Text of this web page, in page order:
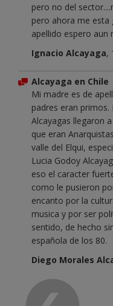
pero no del
pero ahora me esta
apellido espero aun
Ignacio Alcayaga,
Alcayaga en Chile
Mi madre es de
padres eran primos.
Alcayagas llegaron
que eran
valle del Elqui,
Lucia Godoy
eso el caracter
como le pusieron
encanto por la
musica y por ser
sentido, de hecho
española de los 80.
Diego Morales